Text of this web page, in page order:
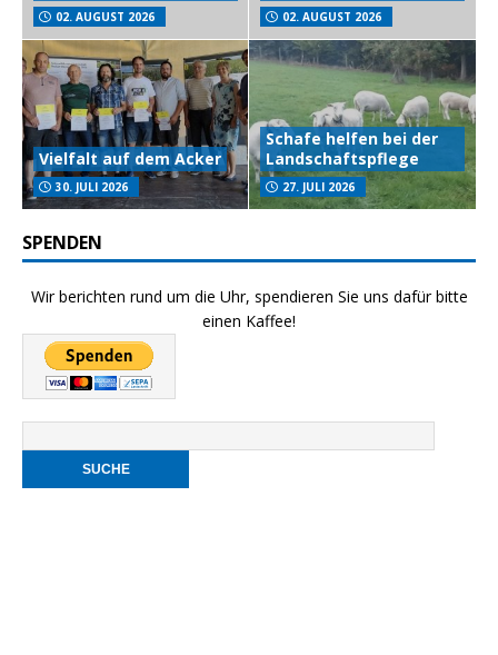
02. AUGUST 2026 02. AUGUST 2026
Vielfalt auf dem Acker
30. JULI 2026
Schafe helfen bei der
Landschaftspflege
27. JULI 2026
SPENDEN
Wir berichten rund um die Uhr, spendieren Sie uns dafür bitte
einen Kaffee!